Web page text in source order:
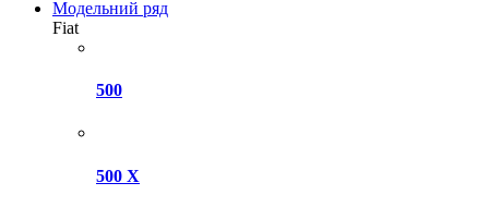
Модельний ряд
Fiat
500
500 X